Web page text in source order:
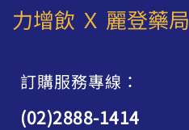
力增飲 Ｘ 麗登藥局
訂購服務專線：
(02)2888-1414